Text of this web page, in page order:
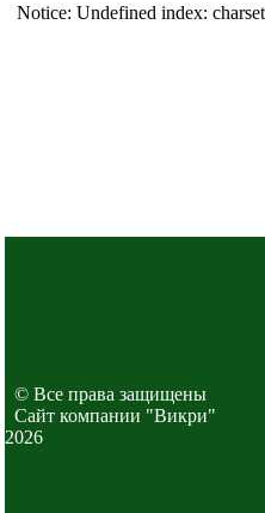
Notice: Undefined index:
© Все права защищены
Cайт компании "Викри"
2026